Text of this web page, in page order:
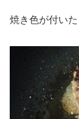
焼き色が付いた